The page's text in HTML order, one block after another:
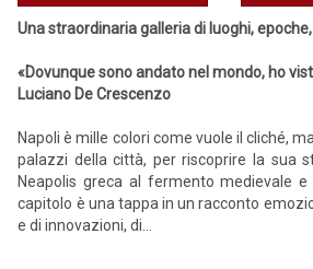
Una straordinaria galleria di luoghi,
«Dovunque sono andato nel mondo, ho
Luciano De Crescenzo
Napoli è mille colori come vuole il cliché,
palazzi della città, per riscoprire la sua
Neapolis greca al fermento medievale
capitolo è una tappa in un racconto
e di innovazioni, di...